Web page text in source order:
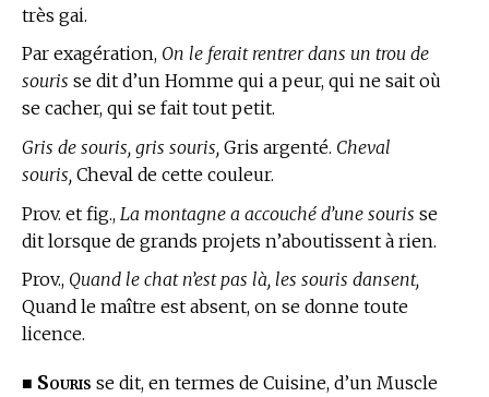
très gai.
Par exagération, On le ferait rentrer dans un trou de
souris se dit d’un Homme qui a peur, qui ne sait où
se cacher, qui se fait tout petit.
Gris de souris, gris souris, Gris argenté. Cheval
souris, Cheval de cette couleur.
Prov. et fig., La montagne a accouché d’une souris se
dit lorsque de grands projets n’aboutissent à rien.
Prov., Quand le chat n’est pas là, les souris dansent,
Quand le maître est absent, on se donne toute
licence.
■ Souris se dit, en termes de Cuisine, d’un Muscle